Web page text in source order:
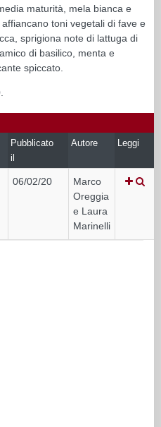
maturità, mela bianca e
toni vegetali di fave e
sprigiona note di lattuga di
di basilico, menta e
spiccato.
Pubblicato
il
Autore Leggi
06/02/20
Marco
Oreggia
e Laura
Marinelli